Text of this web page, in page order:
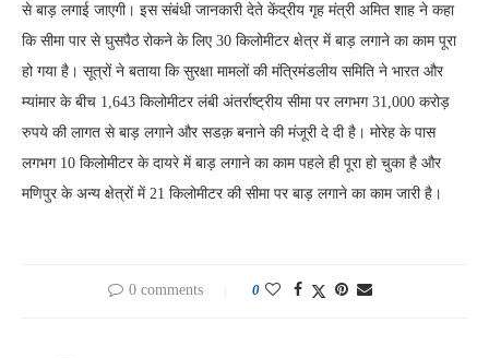
से बाड़ लगाई जाएगी। इस संबंधी जानकारी देते केंद्रीय गृह मंत्री अमित शाह ने कहा
कि सीमा पार से घुसपैठ रोकने के लिए 30 किलोमीटर क्षेत्र में बाड़ लगाने का काम पूरा
हो गया है। सूत्रों ने बताया कि सुरक्षा मामलों की मंत्रिमंडलीय समिति ने भारत और
म्यांमार के बीच 1,643 किलोमीटर लंबी अंतर्राष्ट्रीय सीमा पर लगभग 31,000 करोड़
रुपये की लागत से बाड़ लगाने और सडक़ बनाने की मंजूरी दे दी है। मोरेह के पास
लगभग 10 किलोमीटर के दायरे में बाड़ लगाने का काम पहले ही पूरा हो चुका है और
मणिपुर के अन्य क्षेत्रों में 21 किलोमीटर की सीमा पर बाड़ लगाने का काम जारी है।
0 comments 0